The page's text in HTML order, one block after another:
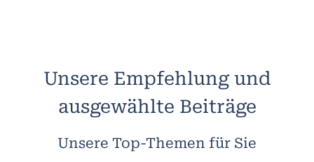
Unsere Empfehlung und
ausgewählte Beiträge
Unsere Top-Themen für Sie